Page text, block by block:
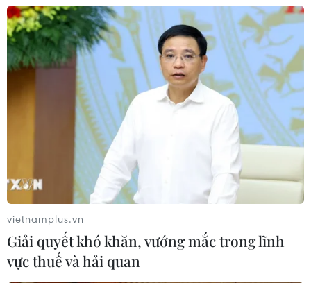
Ứng dụng Chat do người Việt làm chủ tăng
trưởng vượt bậc, ra mắt tính năng AI
04/06/2025 08:06
Ứng dụng Lotus Chat đã cán mốc 1 triệu người sử dụng
đồng thời mới đây chính thức ra mắt tính năng mới bổ
sung trí tuệ nhân tạo (AI) giúp tăng năng suất làm việc
trên nền tảng này.
vietnamplus.vn
Giải quyết khó khăn, vướng mắc trong lĩnh
vực thuế và hải quan